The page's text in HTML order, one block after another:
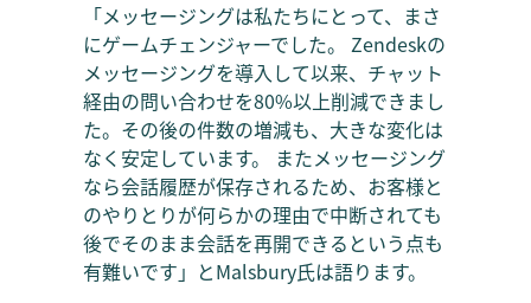
「メッセージングは私たちにとって、まさ
にゲームチェンジャーでした。 Zendeskの
メッセージングを導入して以来、チャット
経由の問い合わせを80%以上削減できまし
た。その後の件数の増減も、大きな変化は
なく安定しています。 またメッセージング
なら会話履歴が保存されるため、お客様と
のやりとりが何らかの理由で中断されても
後でそのまま会話を再開できるという点も
有難いです」とMalsbury氏は語ります。